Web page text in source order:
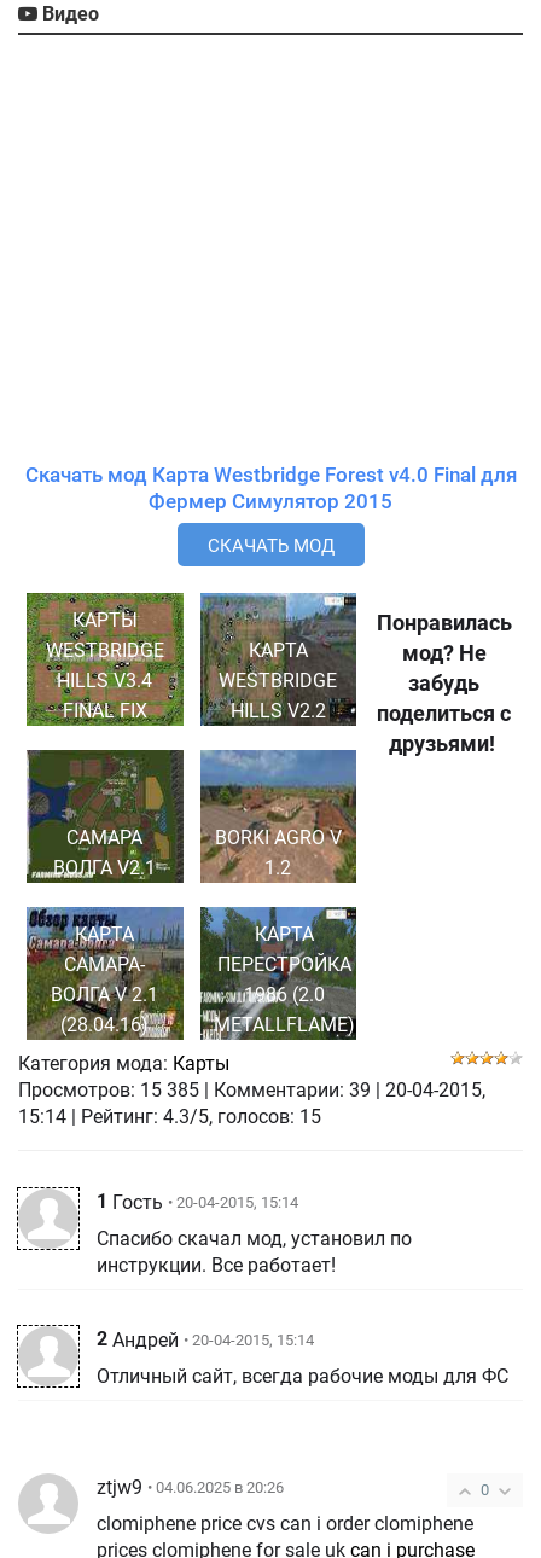
Видео
Скачать мод Карта Westbridge Forest v4.0 Final для
Фермер Симулятор 2015
СКАЧАТЬ МОД
КАРТЫ
WESTBRIDGE
HILLS V3.4
FINAL FIX
КАРТА
WESTBRIDGE
HILLS V2.2
САМАРА
ВОЛГА V2.1
BORKI AGRO V
1.2
КАРТА
САМАРА-
ВОЛГА V 2.1
(28.04.16)
КАРТА
ПЕРЕСТРОЙКА
1986 (2.0
METALLFLAME)
Понравилась
мод? Не
забудь
поделиться с
друзьями!
Категория мода: Карты
Просмотров: 15 385 Комментарии: 39
20-04-2015,
15:14
| Рейтинг: 4.3/5, голосов: 15
1 Гость • 20-04-2015, 15:14
Спасибо скачал мод, установил по
инструкции. Все работает!
2 Андрей • 20-04-2015, 15:14
Отличный сайт, всегда рабочие моды для ФС
0
ztjw9 • 04.06.2025 в 20:26
clomiphene price cvs can i order clomiphene
prices clomiphene for sale uk can i purchase